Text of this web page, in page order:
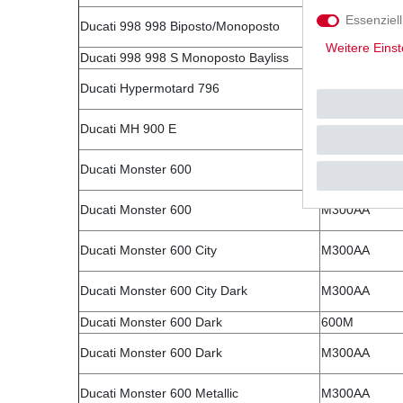
Ducati 998 998 Biposto/Monoposto H200AA/AL
Ducati 998 998 S Monoposto Bayliss
Ducati Hypermotard 796 B101AA/
Ducati MH 900 E V300AA
Ducati Monster 600
Ducati Monster 600 M300AA
Ducati Monster 600 City M300AA
Ducati Monster 600 City Dark M300AA
Ducati Monster 600 Dark
600M
Ducati Monster 600 Dark M300AA
Ducati Monster 600 Metallic M300AA
Essenziell
Weitere